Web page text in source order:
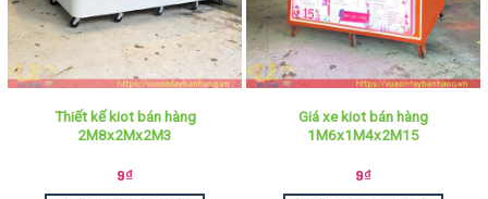
Thiết kế kiot bán hàng
2M8x2Mx2M3
9₫
Giá xe kiot bán hàng
1M6x1M4x2M15
9₫